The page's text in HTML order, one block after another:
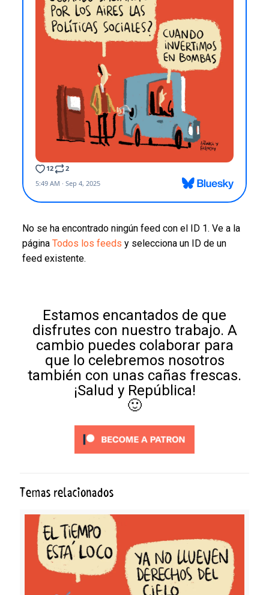
No se ha encontrado ningún feed con el ID 1. Ve a la
página Todos los feeds y selecciona un ID de un
feed existente.
Estamos encantados de que
disfrutes con nuestro trabajo. A
cambio puedes colaborar para
que lo celebremos nosotros
también con unas cañas frescas.
¡Salud y República!
🙂
Temas relacionados